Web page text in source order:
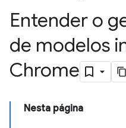
Entender o
de modelos
Chrome
Nesta página